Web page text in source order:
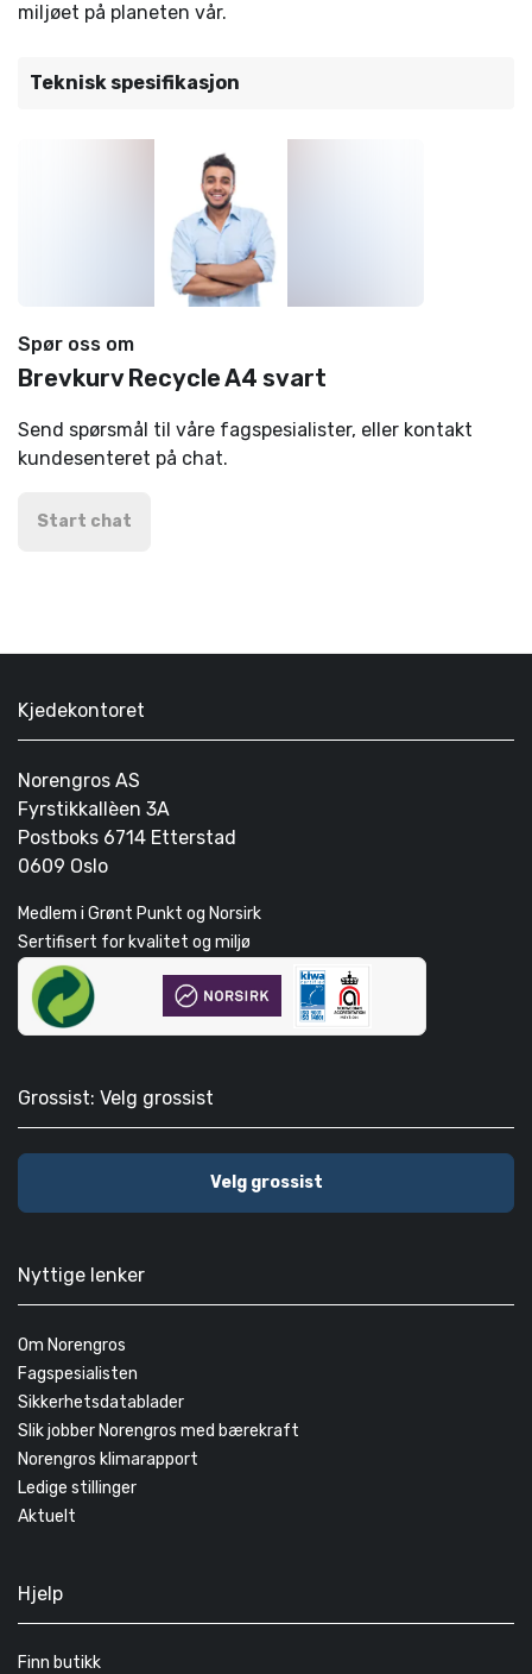
miljøet på planeten vår.
Teknisk spesifikasjon
Spør oss om
Brevkurv Recycle A4 svart
Send spørsmål til våre fagspesialister, eller kontakt
kundesenteret på chat.
Start chat
Kjedekontoret
Norengros AS
Fyrstikkallèen 3A
Postboks 6714 Etterstad
0609 Oslo
Medlem i Grønt Punkt og Norsirk
Sertifisert for kvalitet og miljø
Grossist: Velg grossist
Velg grossist
Nyttige lenker
Om Norengros
Fagspesialisten
Sikkerhetsdatablader
Slik jobber Norengros med bærekraft
Norengros klimarapport
Ledige stillinger
Aktuelt
Hjelp
Finn butikk